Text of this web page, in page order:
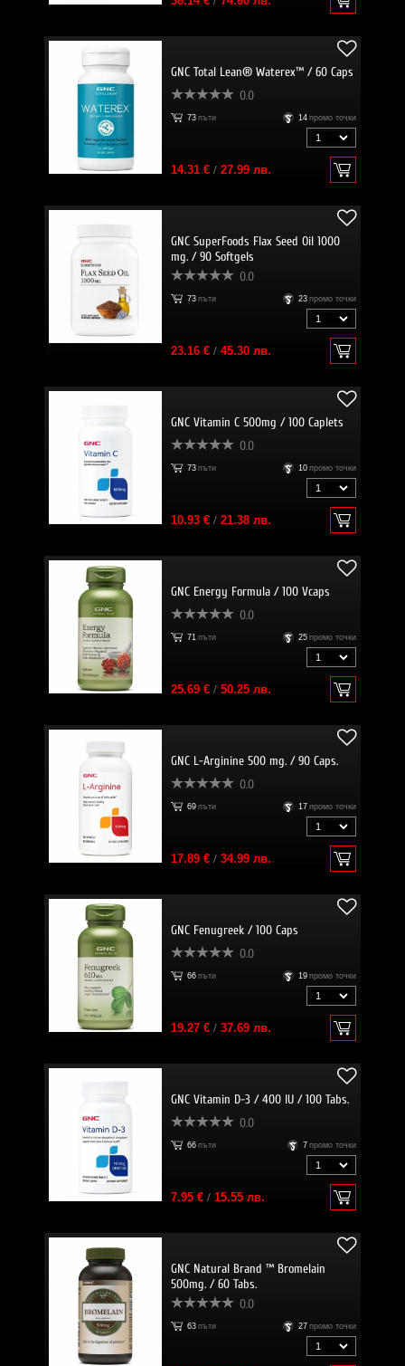
GNC Total Lean® Waterex™ / 60 Caps
0.0
73 пъти 14 промо точки
14.31 €/ 27.99 лв.
GNC SuperFoods Flax Seed Oil 1000
mg. / 90 Softgels
0.0
73 пъти 23 промо точки
23.16 €/ 45.30 лв.
GNC Vitamin C 500mg / 100 Caplets
0.0
73 пъти 10 промо точки
10.93 €/ 21.38 лв.
GNC Energy Formula / 100 Vcaps
0.0
71 пъти 25 промо точки
25.69 €/ 50.25 лв.
GNC L-Arginine 500 mg. / 90 Caps.
0.0
69 пъти 17 промо точки
17.89 €/ 34.99 лв.
GNC Fenugreek / 100 Caps
0.0
66 пъти 19 промо точки
19.27 €/ 37.69 лв.
GNC Vitamin D-3 / 400 IU / 100 Tabs.
0.0
66 пъти 7 промо точки
7.95 €/ 15.55 лв.
GNC Natural Brand ™ Bromelain
500mg. / 60 Tabs.
0.0
63 пъти 27 промо точки